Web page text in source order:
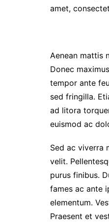
amet,
Aenean mattis
Donec
tempor ante
sed fringilla.
ad litora
euismod ac
Sed ac viverra
velit.
purus finibus.
fames ac ante
elementum.
Praesent et